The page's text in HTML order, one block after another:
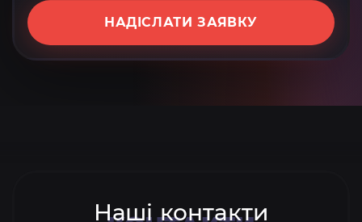
НАДІСЛАТИ ЗАЯВКУ
Наші контакти